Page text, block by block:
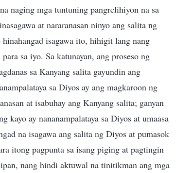
naging mga tuntuning pangrelihiyon na sa
at nararanasan ninyo ang salita ng
isagawa ito, hihigit lang nang
sa iyo. Sa katunayan, ang proseso ng
sa Kanyang salita gayundin ang
sa Diyos ay ang magkaroon ng
at isabuhay ang Kanyang salita; ganyan
kayo ay nananampalataya sa Diyos at umaasa
na isagawa ang salita ng Diyos at pumasok
itong pagpunta sa isang piging at pagtingin
nang hindi aktuwal na tinitikman ang mga